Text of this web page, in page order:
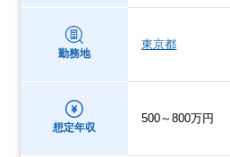
勤務地
東京都
想定年収
500～800万円